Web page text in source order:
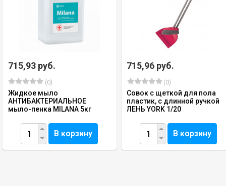
715,93 руб.
(0)
Жидкое мыло
АНТИБАКТЕРИАЛЬНОЕ
мыло-пенка MILANA 5кг
В корзину
715,96 руб.
(0)
Совок с щеткой для пола
пластик, с длинной ручкой
ЛЕНЬ YORK 1/20
В корзину